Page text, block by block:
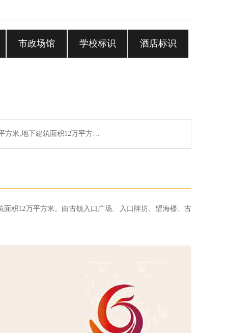
市政场馆 学校标识 酒店标识
方米,地下建筑面积12万平方…
积12万平方米。由古镇入口广场、入口牌坊、望海楼、古